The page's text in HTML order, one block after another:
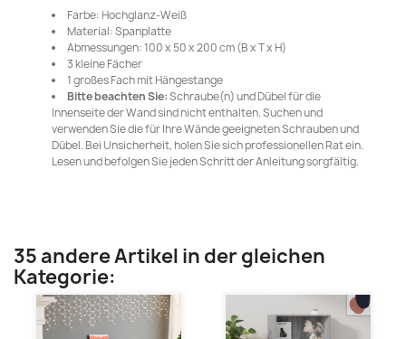
Farbe: Hochglanz-Weiß
Material: Spanplatte
Abmessungen: 100 x 50 x 200 cm (B x T x H)
3 kleine Fächer
1 großes Fach mit Hängestange
Bitte beachten Sie:Schraube(n) und Dübel für die
Innenseite der Wand sind nicht enthalten. Suchen und
verwenden Sie die für Ihre Wände geeigneten Schrauben und
Dübel. Bei Unsicherheit, holen Sie sich professionellen Rat ein.
Lesen und befolgen Sie jeden Schritt der Anleitung sorgfältig.
35 andere Artikel in der gleichen
Kategorie: